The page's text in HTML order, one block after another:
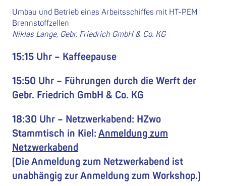
Umbau und Betrieb eines Arbeitsschiffes mit HT-PEM
Brennstoffzellen
Niklas Lange, Gebr. Friedrich GmbH & Co. KG
15:15 Uhr – Kaffeepause
15:50 Uhr – Führungen durch die Werft der
Gebr. Friedrich GmbH & Co. KG
18:30 Uhr – Netzwerkabend: HZwo
Stammtisch in Kiel: Anmeldung zum
Netzwerkabend
(Die Anmeldung zum Netzwerkabend ist
unabhängig zur Anmeldung zum Workshop.)